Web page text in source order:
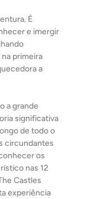
É
e imergir
primeira
a
a grande
significativa
de todo o
circundantes
os
nas 12
Castles
experiência